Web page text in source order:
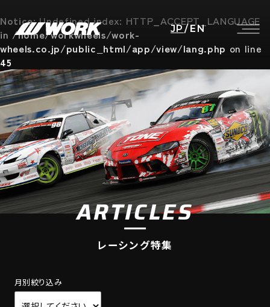
Notice: Undefined index: HTTP_ACCEPT_LANGUAGE
in /home/workwheels/work-
wheels.co.jp/public_html/app/view/lang.php on line
45
JP / EN
ARTICLES
レーシング特集
月別絞り込み